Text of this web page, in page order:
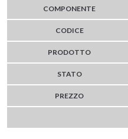
COMPONENTE
CODICE
PRODOTTO
STATO
PREZZO